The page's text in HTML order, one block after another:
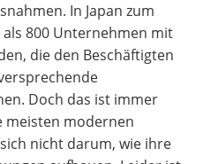
In Japan zum
800 Unternehmen mit
die den Beschäftigten
Doch das ist immer
meisten modernen
nicht darum, wie ihre